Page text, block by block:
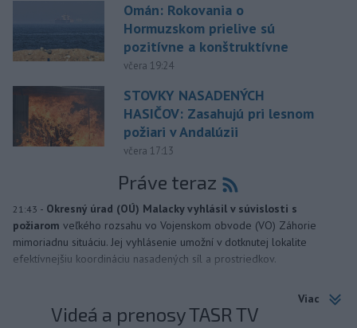
Omán: Rokovania o
Hormuzskom prielive sú
pozitívne a konštruktívne
včera 19:24
STOVKY NASADENÝCH
HASIČOV: Zasahujú pri lesnom
požiari v Andalúzii
včera 17:13
Práve teraz
21:43 - Okresný úrad (OÚ) Malacky vyhlásil v súvislosti s
požiarom veľkého rozsahu vo Vojenskom obvode (VO) Záhorie
mimoriadnu situáciu. Jej vyhlásenie umožní v dotknutej lokalite
efektívnejšiu koordináciu nasadených síl a prostriedkov.
Viac
Videá a prenosy TASR TV